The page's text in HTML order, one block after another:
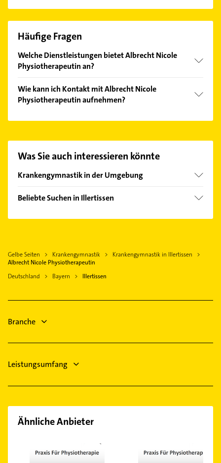
Häufige Fragen
Welche Dienstleistungen bietet Albrecht Nicole
Physiotherapeutin an?
Lymphdrainage, krankengymnastik, Physiotherapie
und manuelle Therapie.
Wie kann ich Kontakt mit Albrecht Nicole
Physiotherapeutin aufnehmen?
Hier finden Sie alleKontaktdaten
Was Sie auch interessieren könnte
Krankengymnastik in der Umgebung
Dietenheim
Buch bei Illertissen
Schwendi
Illerkirchberg
Laupheim
Babenhausen Schwaben
Beliebte Suchen in Illertissen
Elektriker
Hausarzt
Arzt
Maler
Gelbe Seiten Krankengymnastik
Krankengymnastik in Illertissen
Albrecht Nicole Physiotherapeutin
Deutschland
Bayern Illertissen
Branche
Leistungsumfang
Ähnliche Anbieter